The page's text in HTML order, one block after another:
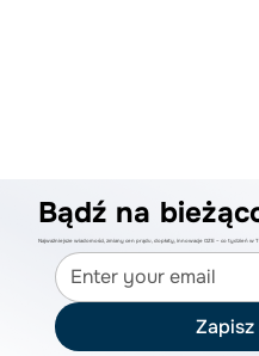
Bądź na
Najważniejsze wiadomości, zmiany cen prądu, dopłaty, innowacje OZE – co tydzień w